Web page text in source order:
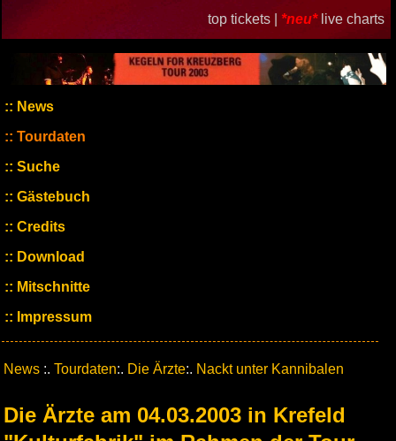
top tickets | *neu* live charts
News
Tourdaten
Suche
Gästebuch
Credits
Download
Mitschnitte
Impressum
News :. Tourdaten:. Die Ärzte:. Nackt unter Kannibalen
Die Ärzte am 04.03.2003 in Krefeld